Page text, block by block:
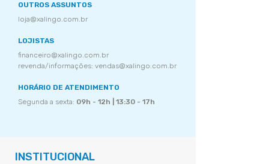
OUTROS ASSUNTOS
loja@xalingo.com.br
LOJISTAS
financeiro@xalingo.com.br
revenda/informações: vendas@xalingo.com.br
HORÁRIO DE ATENDIMENTO
Segunda a sexta: 09h - 12h | 13:30 - 17h
INSTITUCIONAL